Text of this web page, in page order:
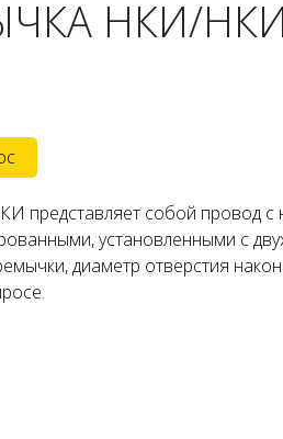
НКИ/НКИ
представляет собой провод с
установленными с
диаметр отверстия